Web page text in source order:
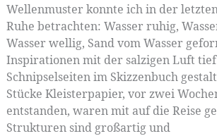
Wellenmuster konnte ich in der
Ruhe betrachten: Wasser ruhig,
Wasser wellig, Sand vom Wasser
Inspirationen mit der salzigen Luft
Schnipselseiten im Skizzenbuch
Stücke Kleisterpapier, vor zwei
entstanden, waren mit auf die Reise
Strukturen sind großartig und